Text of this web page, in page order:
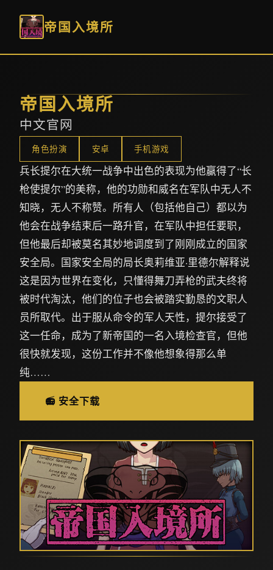
帝国入境所
帝国入境所
中文官网
角色扮演 安卓 手机游戏
兵长提尔在大统一战争中出色的表现为他赢得了“长
枪使提尔”的美称，他的功勋和威名在军队中无人不
知晓，无人不称赞。所有人（包括他自己）都以为
他会在战争结束后一路升官，在军队中担任要职，
但他最后却被莫名其妙地调度到了刚刚成立的国家
安全局。国家安全局的局长奥莉维亚·里德尔解释说
这是因为世界在变化，只懂得舞刀弄枪的武夫终将
被时代淘汰，他们的位子也会被踏实勤恳的文职人
员所取代。出于服从命令的军人天性，提尔接受了
这一任命，成为了新帝国的一名入境检查官，但他
很快就发现，这份工作并不像他想象得那么单
纯……
📻 安全下载